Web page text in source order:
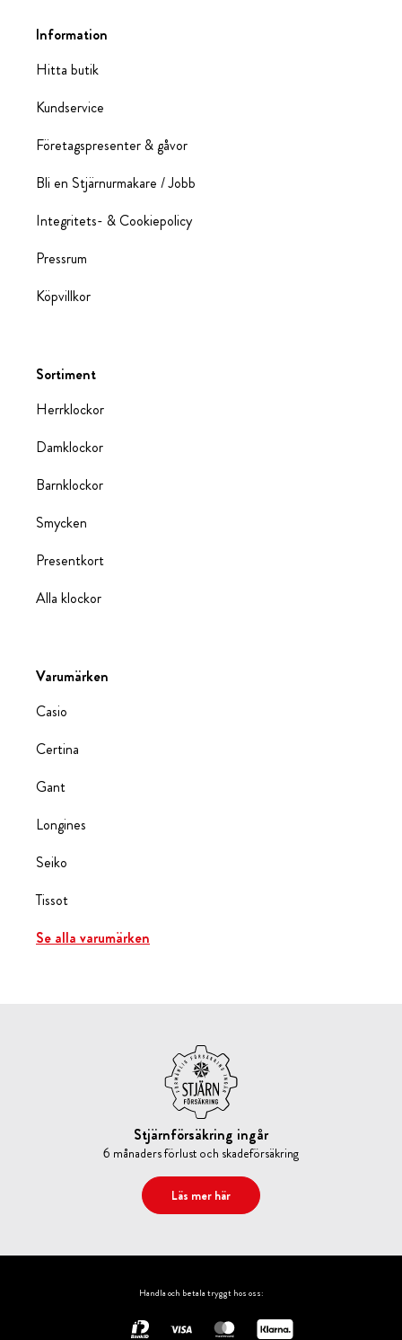
Information
Hitta butik
Kundservice
Företagspresenter & gåvor
Bli en Stjärnurmakare / Jobb
Integritets- & Cookiepolicy
Pressrum
Köpvillkor
Sortiment
Herrklockor
Damklockor
Barnklockor
Smycken
Presentkort
Alla klockor
Varumärken
Casio
Certina
Gant
Longines
Seiko
Tissot
Se alla varumärken
Stjärnförsäkring ingår
6 månaders förlust och skadeförsäkring
Läs mer här
Handla och betala tryggt hos oss: